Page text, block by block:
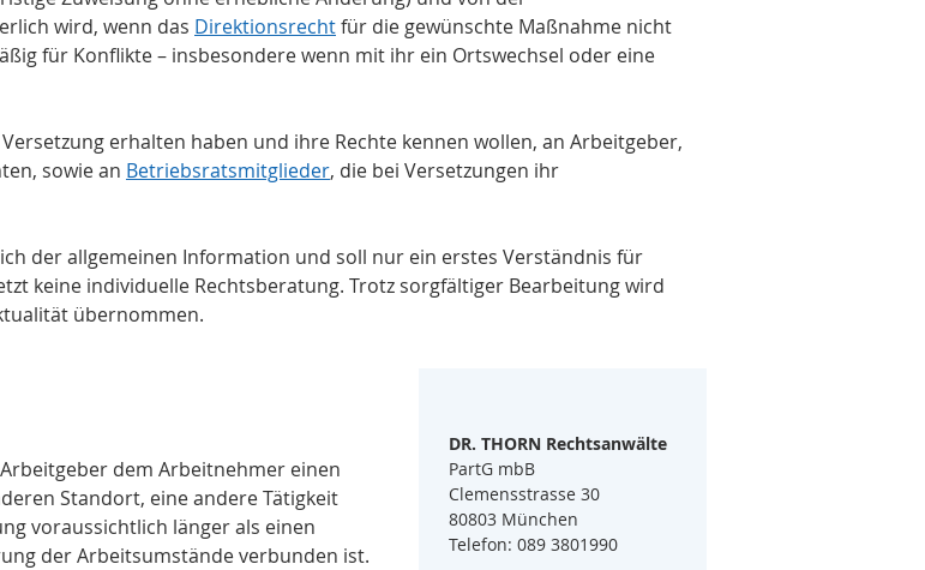
wird, wenn das Direktionsrecht für die gewünschte Maßnahme nicht
für Konflikte – insbesondere wenn mit ihr ein Ortswechsel oder eine
erhalten haben und ihre Rechte kennen wollen, an Arbeitgeber,
sowie an Betriebsratsmitglieder, die bei Versetzungen ihr
der allgemeinen Information und soll nur ein erstes Verständnis für
keine individuelle Rechtsberatung. Trotz sorgfältiger Bearbeitung wird
übernommen.
dem Arbeitnehmer einen
Standort, eine andere Tätigkeit
voraussichtlich länger als einen
der Arbeitsumstände verbunden ist.
DR. THORN Rechtsanwälte
PartG mbB
Clemensstrasse 30
80803 München
Telefon: 089 3801990